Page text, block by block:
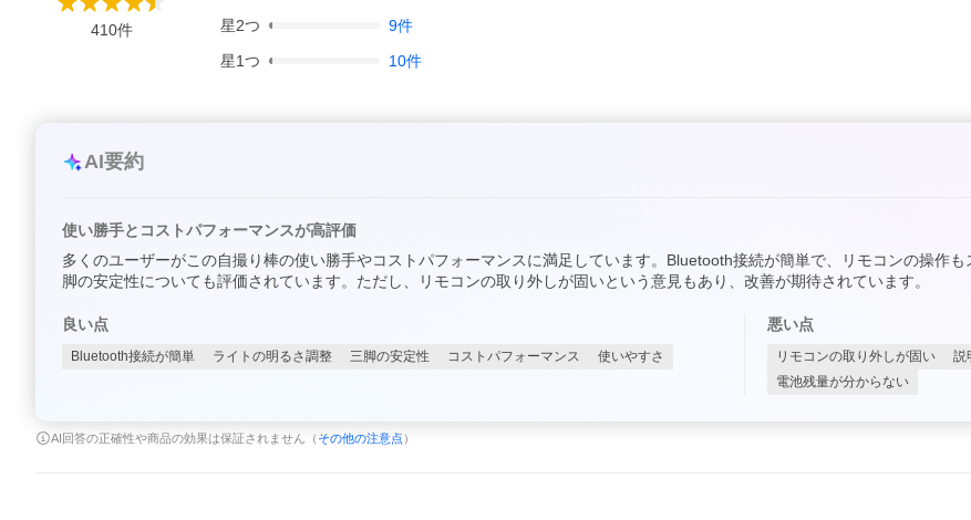
410件
星2つ 9件
星1つ 10件
AI要約
使い勝手とコストパフォーマンスが高評価
多くのユーザーがこの自撮り棒の使い勝手やコストパフォーマンスに満足しています。Bluetooth接続が簡単で、リモコンの操作
脚の安定性についても評価されています。ただし、リモコンの取り外しが固いという意見もあり、改善が期待されています。
良い点
Bluetooth接続が簡単 ライトの明るさ調整 三脚の安定性 コストパフォーマンス 使いやすさ
悪い点
リモコンの取り外しが固い 説
電池残量が分からない
AI回答の正確性や商品の効果は保証されません（ その他の注意点 ）